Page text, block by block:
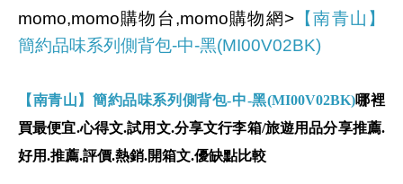
momo,momo購物台,momo購物網>【南青山】
簡約品味系列側背包-中-黑(MI00V02BK)
【南青山】簡約品味系列側背包-中-黑(MI00V02BK)哪裡
買最便宜.心得文.試用文.分享文行李箱/旅遊用品分享推薦.
好用.推薦.評價.熱銷.開箱文.優缺點比較